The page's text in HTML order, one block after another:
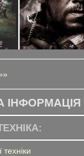
ІНФОРМАЦІЯ
техніки